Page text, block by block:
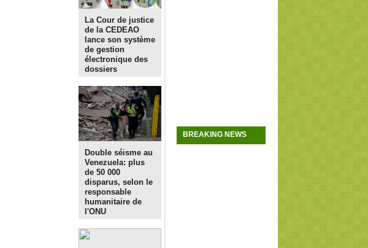
La Cour de justice
de la CEDEAO
lance son système
de gestion
électronique des
dossiers
Double séisme au
Venezuela: plus
de 50 000
disparus, selon le
responsable
humanitaire de
l'ONU
BREAKING NEWS